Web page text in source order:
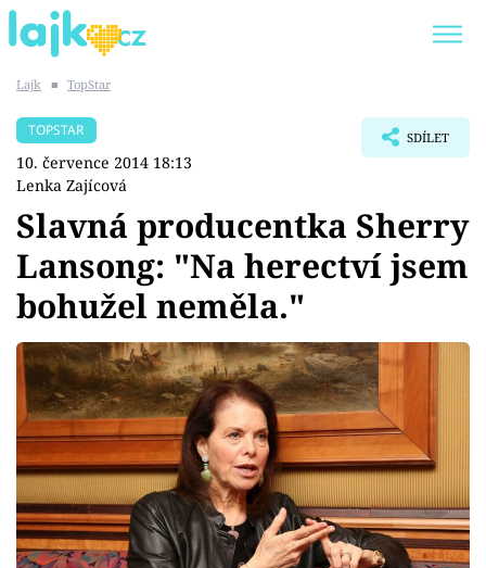
SHOPAHOLICADEL
Témata
Showbyznys
Youtubeři
Virály
Sex a vztahy
Videa
Lajk ■ TopStar
TOPSTAR
10. července 2014 18:13
Lenka Zajícová
SDÍLET
Slavná producentka Sherry
Lansong: "Na herectví jsem
bohužel neměla."